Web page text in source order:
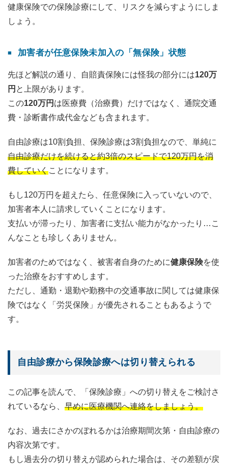
健康保険での保険診療にして、リスクを減らすようにしま
しょう。
加害者が任意保険未加入の「無保険」状態
先ほど解説の通り、自賠責保険には怪我の部分には120万
円 と上限があります。
この120万円 は医療費（治療費）だけではなく、通院交通
費・診断書作成代金なども含まれます。
自由診療は10割負担、保険診療は3割負担なので、単純に
自由診療だけを続けると約3倍のスピードで120万円を消
費していくことになります。
もし120万円を超えたら、任意保険に入っていないので、
加害者本人に請求していくことになります。
支払いが滞ったり、加害者に支払い能力がなかったり…こ
んなことも珍しくありません。
加害者のためではなく、被害者自身のために健康保険を使
った治療をおすすめします。
ただし、通勤・退勤や勤務中の交通事故に関しては健康保
険ではなく「労災保険」が優先されることもあるようで
す。
自由診療から保険診療へは切り替えられる
この記事を読んで、「保険診療」への切り替えをご検討さ
れているなら、 早めに医療機関へ連絡をしましょう。
なお、過去にさかのぼれるかは治療期間次第・自由診療の
内容次第です。
もし過去分の切り替えが認められた場合は、その差額が戻